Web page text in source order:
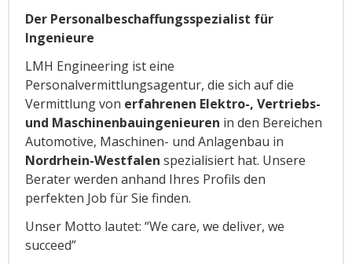
Der Personalbeschaffungsspezialist für
Ingenieure
LMH Engineering ist eine
Personalvermittlungsagentur, die sich auf die
Vermittlung von erfahrenen Elektro-, Vertriebs-
und Maschinenbauingenieuren in den Bereichen
Automotive, Maschinen- und Anlagenbau in
Nordrhein-Westfalen spezialisiert hat. Unsere
Berater werden anhand Ihres Profils den
perfekten Job für Sie finden.
Unser Motto lautet: “We care, we deliver, we
succeed”